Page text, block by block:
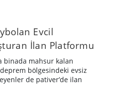
Evcil
İlan Platformu
binada mahsur kalan
bölgesindeki evsiz
de pativer’de ilan